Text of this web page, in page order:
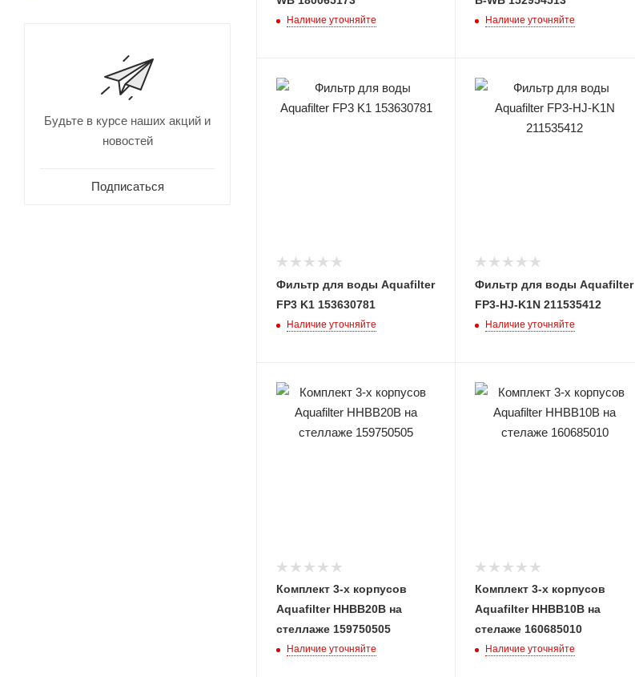
Наличие уточняйте Наличие уточняйте
Фильтр для воды Aquafilter
FP3 K1 153630781
Наличие уточняйте
Фильтр для воды Aquafilter
FP3-HJ-K1N 211535412
Наличие уточняйте
Комплект 3-х корпусов
Aquafilter HHBB20B на
стеллаже 159750505
Наличие уточняйте
Комплект 3-х корпусов
Aquafilter HHBB10B на
стелаже 160685010
Наличие уточняйте
Будьте в курсе наших акций и
новостей
Подписаться